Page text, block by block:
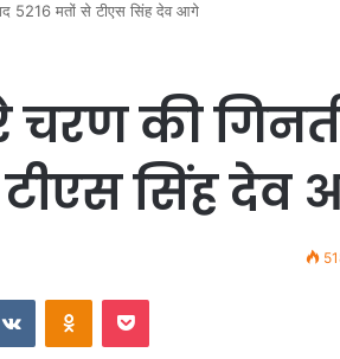
5216 मतों से टीएस सिंह देव आगे
चरण की
टीएस सिंह देव
VKontakteOdnoklassniki
Pocket